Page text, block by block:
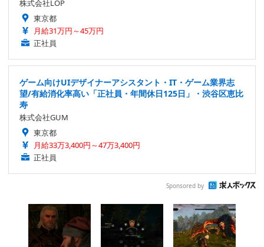
株式会社LOP
東京都
月給31万円～45万円
正社員
ゲーム向けUIデザイナーアシスタント・IT・ゲーム業界志
望/有給消化率高い「正社員・年間休日125日」・渋谷区恵比
寿
株式会社GUM
東京都
月給33万3,400円～47万3,400円
正社員
Sponsored by